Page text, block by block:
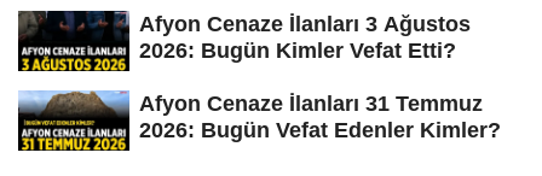
Afyon Cenaze İlanları 3 Ağustos
2026: Bugün Kimler Vefat Etti?
Afyon Cenaze İlanları 31 Temmuz
2026: Bugün Vefat Edenler Kimler?